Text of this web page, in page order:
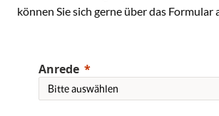
können Sie sich gerne über das Formular
Anrede